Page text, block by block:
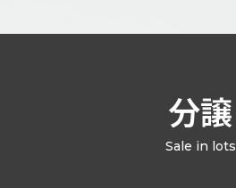
分譲
Sale in lots